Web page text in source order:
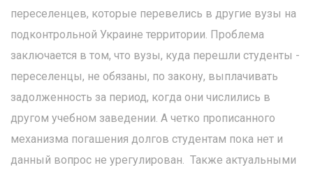
переселенцев, которые перевелись в другие вузы на
подконтрольной Украине территории. Проблема
заключается в том, что вузы, куда перешли студенты -
переселенцы, не обязаны, по закону, выплачивать
задолженность за период, когда они числились в
другом учебном заведении. А четко прописанного
механизма погашения долгов студентам пока нет и
данный вопрос не урегулирован. Также актуальными